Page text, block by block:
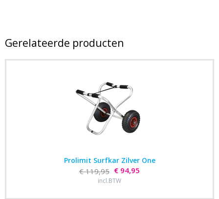
Gerelateerde producten
Prolimit Surfkar Zilver One
€ 119,95 € 94,95
incl.BTW